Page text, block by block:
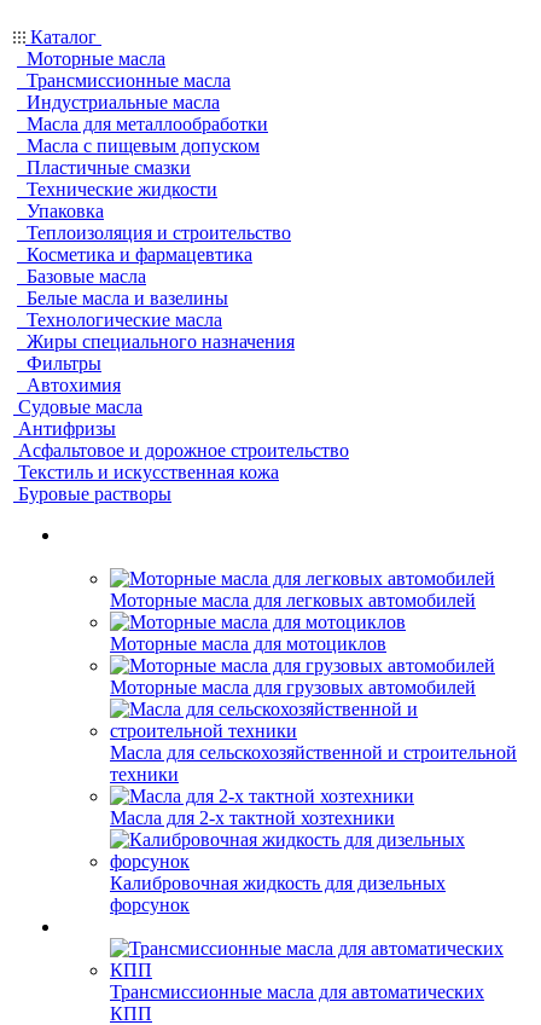
Каталог
Моторные масла
Трансмиссионные масла
Индустриальные масла
Масла для металлообработки
Масла с пищевым допуском
Пластичные смазки
Технические жидкости
Упаковка
Теплоизоляция и строительство
Косметика и фармацевтика
Базовые масла
Белые масла и вазелины
Технологические масла
Жиры специального назначения
Фильтры
Автохимия
Судовые масла
Антифризы
Асфальтовое и дорожное строительство
Текстиль и искусственная кожа
Буровые растворы
Моторные масла для легковых автомобилей
Моторные масла для мотоциклов
Моторные масла для грузовых автомобилей
Масла для сельскохозяйственной и строительной
техники
Масла для 2-х тактной хозтехники
Калибровочная жидкость для дизельных
форсунок
Трансмиссионные масла для автоматических
КПП